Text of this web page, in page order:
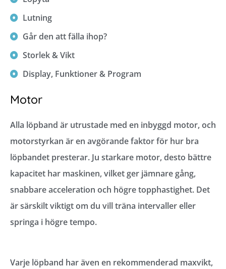
Lutning
Går den att fälla ihop?
Storlek & Vikt
Display, Funktioner & Program
Motor
Alla löpband är utrustade med en inbyggd motor, och
motorstyrkan är en avgörande faktor för hur bra
löpbandet presterar. Ju starkare motor, desto bättre
kapacitet har maskinen, vilket ger jämnare gång,
snabbare acceleration och högre topphastighet. Det
är särskilt viktigt om du vill träna intervaller eller
springa i högre tempo.
Varje löpband har även en rekommenderad maxvikt,